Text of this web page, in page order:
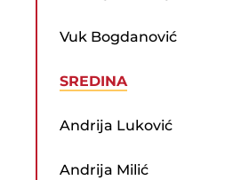
Vuk Bogdanović
SREDINA
Andrija Luković
Andrija Milić